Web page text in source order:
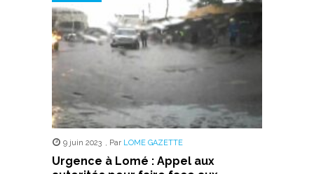
9 juin 2023 , Par LOME GAZETTE
Urgence à Lomé : Appel aux